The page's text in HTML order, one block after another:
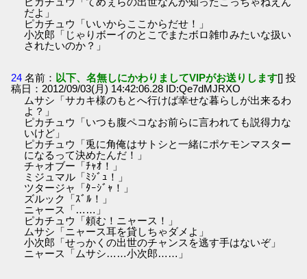
だよ」
ピカチュウ「いいからここからだせ！」
小次郎「じゃりボーイのとこでまたボロ雑巾みたいな扱い
されたいのか？」
24 名前： 以下、名無しにかわりましてVIPがお送りします[] 投
稿日：2012/09/03(月) 14:42:06.28 ID:Qe7dMJRXO
ムサシ「サカキ様のもとへ行けば幸せな暮らしが出来るわ
よ？」
ピカチュウ「いつも腹ペコなお前らに言われても説得力な
いけど」
ピカチュウ「兎に角俺はサトシと一緒にポケモンマスター
になるって決めたんだ！」
チャオブー「ﾁｬｵ！」
ミジュマル「ﾐｼﾞｭ！」
ツタージャ「ﾀｰｼﾞｬ！」
ズルック「ｽﾞﾙ！」
ニャース「……」
ピカチュウ「頼む！ニャース！」
ムサシ「ニャース耳を貸しちゃダメよ」
小次郎「せっかくの出世のチャンスを逃す手はないぞ」
ニャース「ムサシ……小次郎……」